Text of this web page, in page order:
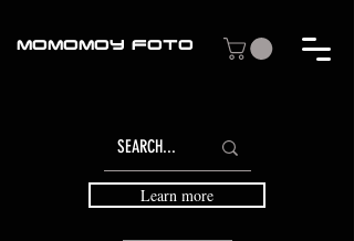
MOMOMOY FOTO
Learn more